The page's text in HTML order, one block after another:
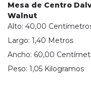
Mesa de Centro
Walnut
Alto: 40,00 Centímetro
Largo: 1,40 Metros
Ancho: 60,00
Peso: 1,05 Kilogramos